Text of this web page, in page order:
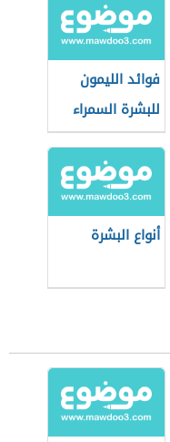
فوائد الليمون
للبشرة السمراء
أنواع البشرة